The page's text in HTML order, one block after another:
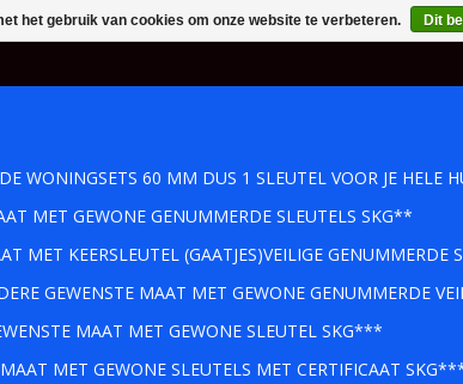
WONINGSETS 60 MM DUS 1 SLEUTEL VOOR JE HELE
MET GEWONE GENUMMERDE SLEUTELS SKG**
MET KEERSLEUTEL (GAATJES)VEILIGE GENUMMERDE
GEWENSTE MAAT MET GEWONE GENUMMERDE
MAAT MET GEWONE SLEUTEL SKG***
MET GEWONE SLEUTELS MET CERTIFICAAT
het gebruik van cookies om onze website te verbeteren. Dit